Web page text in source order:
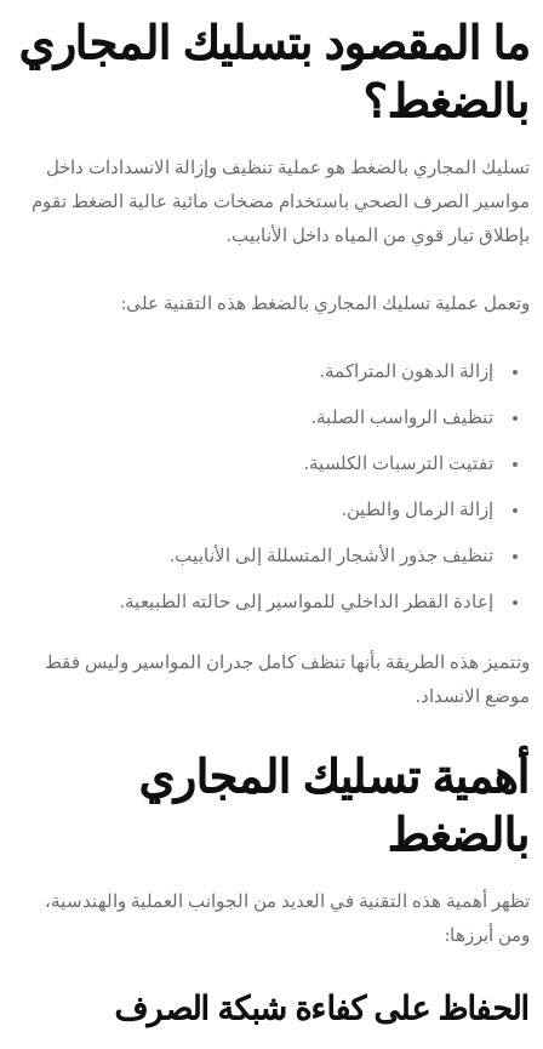
ما المقصود بتسليك المجاري
بالضغط؟
تسليك المجاري بالضغط هو عملية تنظيف وإزالة الانسدادات داخل
مواسير الصرف الصحي باستخدام مضخات مائية عالية الضغط تقوم
بإطلاق تيار قوي من المياه داخل الأنابيب.
وتعمل عملية تسليك المجاري بالضغط هذه التقنية على:
إزالة الدهون المتراكمة.
تنظيف الرواسب الصلبة.
تفتيت الترسبات الكلسية.
إزالة الرمال والطين.
تنظيف جذور الأشجار المتسللة إلى الأنابيب.
إعادة القطر الداخلي للمواسير إلى حالته الطبيعية.
وتتميز هذه الطريقة بأنها تنظف كامل جدران المواسير وليس فقط
موضع الانسداد.
أهمية تسليك المجاري
بالضغط
تظهر أهمية هذه التقنية في العديد من الجوانب العملية والهندسية،
ومن أبرزها:
الحفاظ على كفاءة شبكة الصرف